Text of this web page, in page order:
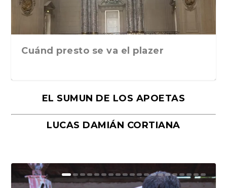
Cuánd presto se va el plazer
EL SUMUN DE LOS APOETAS
LUCAS DAMIÁN CORTIANA